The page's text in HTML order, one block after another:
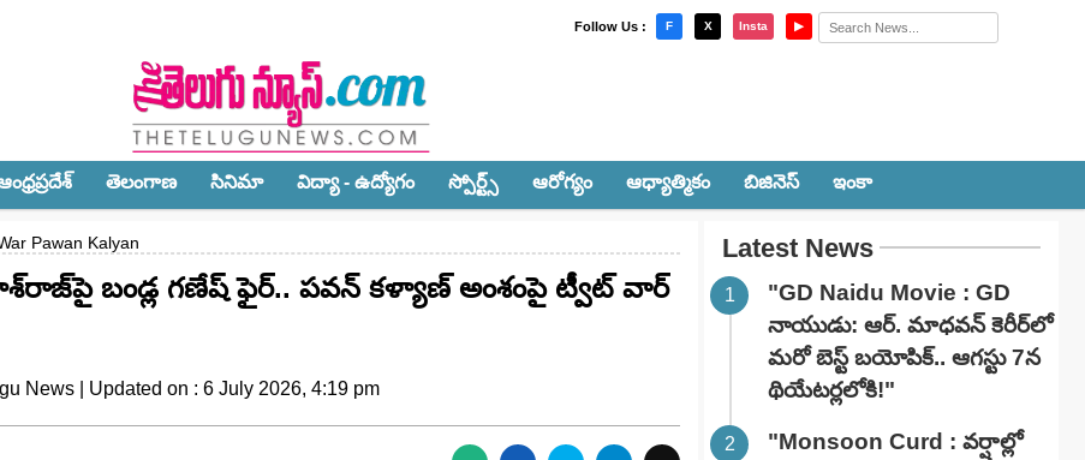
Follow Us : F X Insta ▶
తెలంగాణ‌ సినిమా విద్యా - ఉద్యోగం స్పోర్ట్స్‌ ఆరోగ్యం ఆధ్యాత్మికం బిజినెస్ ఇంకా
Pawan Kalyan
బండ్ల గణేష్ ఫైర్.. పవన్ కళ్యాణ్ అంశంపై ట్వీట్ వార్
News | Updated on : 6 July 2026, 4:19 pm
Latest News
"GD Naidu Movie : GD
నాయుడు: ఆర్. మాధవన్‌ కెరీర్‌లో
మరో బెస్ట్ బయోపిక్.. ఆగస్టు 7న
థియేటర్లలోకి!"
"Monsoon Curd : వర్షాల్లో